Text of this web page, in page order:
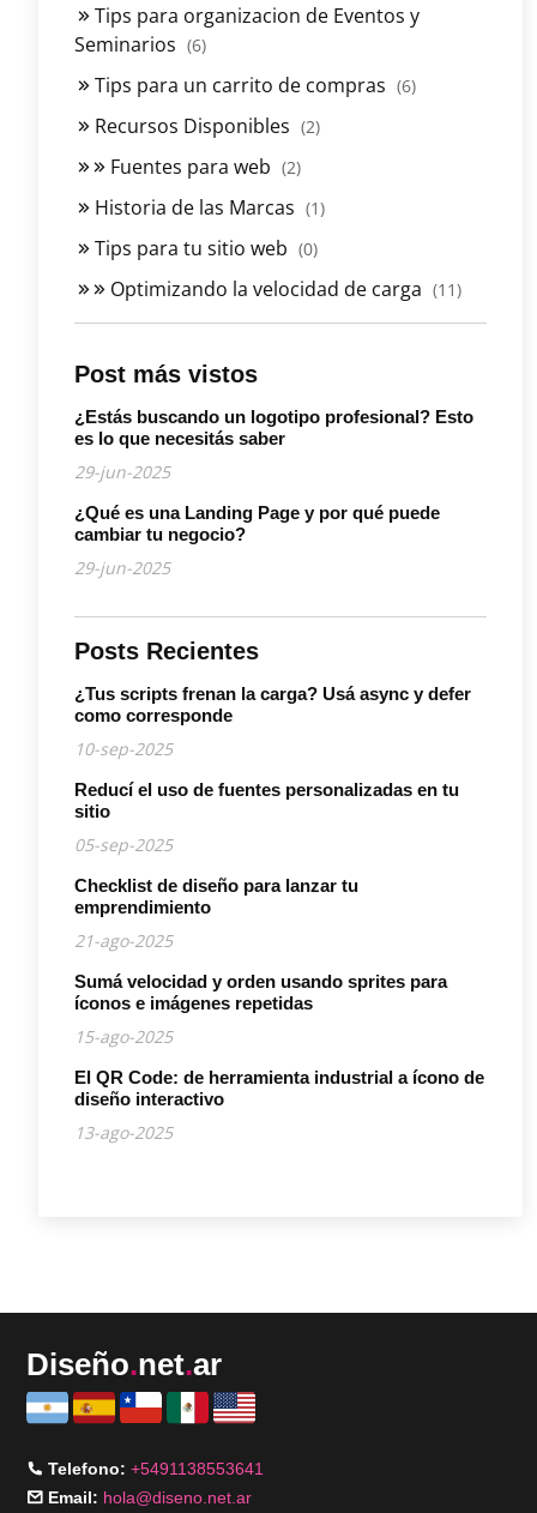
Tips para organizacion de Eventos y
Seminarios (6)
Tips para un carrito de compras (6)
Recursos Disponibles (2)
Fuentes para web (2)
Historia de las Marcas (1)
Tips para tu sitio web (0)
Optimizando la velocidad de carga (11)
Post más vistos
¿Estás buscando un logotipo profesional? Esto
es lo que necesitás saber
29-jun-2025
¿Qué es una Landing Page y por qué puede
cambiar tu negocio?
29-jun-2025
Posts Recientes
¿Tus scripts frenan la carga? Usá async y defer
como corresponde
10-sep-2025
Reducí el uso de fuentes personalizadas en tu
sitio
05-sep-2025
Checklist de diseño para lanzar tu
emprendimiento
21-ago-2025
Sumá velocidad y orden usando sprites para
íconos e imágenes repetidas
15-ago-2025
El QR Code: de herramienta industrial a ícono de
diseño interactivo
13-ago-2025
Diseño.net.ar
Telefono: +5491138553641
Email: hola@diseno.net.ar